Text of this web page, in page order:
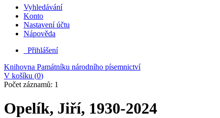
Vyhledávání
Konto
Nastavení účtu
Nápověda
Přihlášení
Knihovna Památníku národního písemnictví
V košíku (0)
Počet záznamů: 1
Opelík, Jiří, 1930-2024